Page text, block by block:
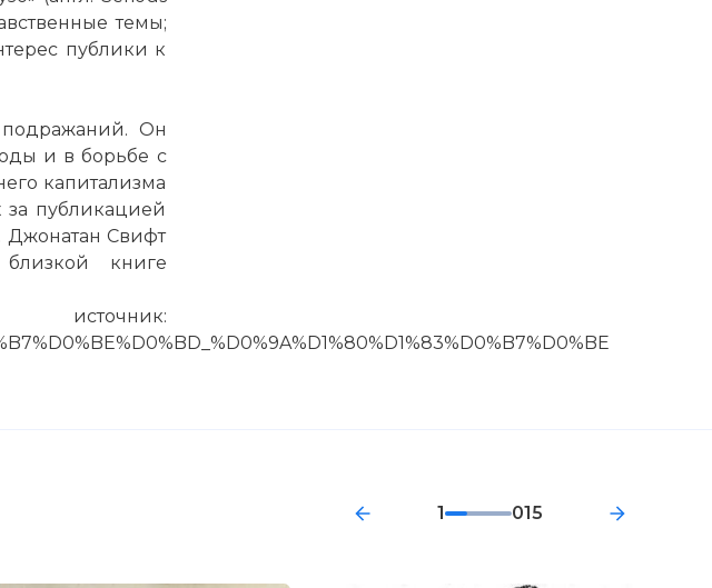
темы;
публики к
Он
и в борьбе с
капитализма
публикацией
Джонатан Свифт
книге
1 015